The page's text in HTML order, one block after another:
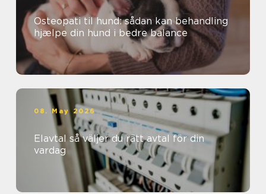
Osteopati til hund: sådan kan behandling
hjælpe din hund i bedre balance
08. May 2026
Elavtal så väljer du rätt avtal för din
vardag